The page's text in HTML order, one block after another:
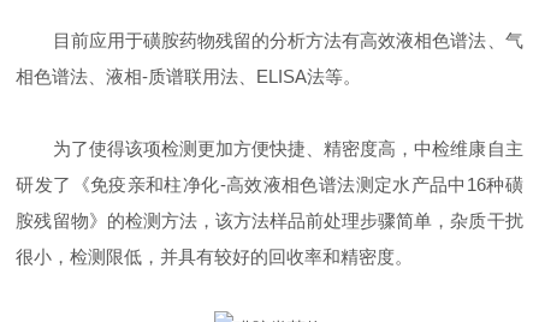
目前应用于磺胺药物残留的分析方法有高效液相色谱法、气
相色谱法、液相-质谱联用法、ELISA法等。
为了使得该项检测更加方便快捷、精密度高，中检维康自主
研发了《免疫亲和柱净化-高效液相色谱法测定水产品中16种磺
胺残留物》的检测方法，该方法样品前处理步骤简单，杂质干扰
很小，检测限低，并具有较好的回收率和精密度。